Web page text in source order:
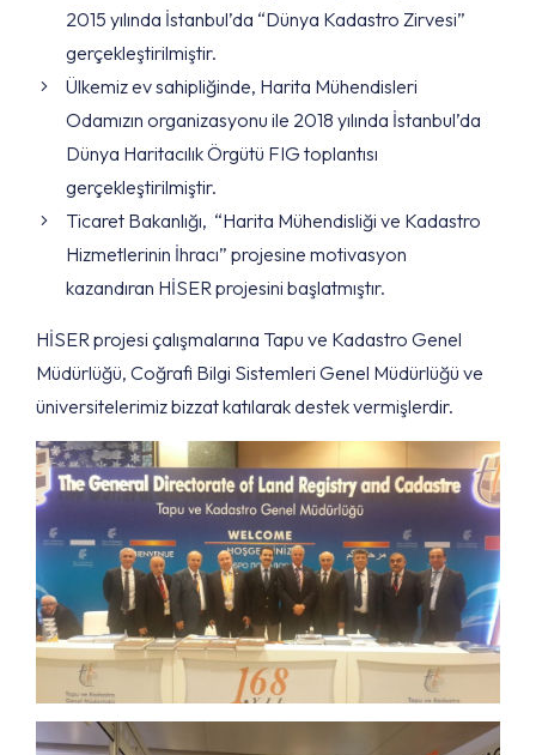
2015 yılında İstanbul’da “Dünya Kadastro Zirvesi”
gerçekleştirilmiştir.
Ülkemiz ev sahipliğinde, Harita Mühendisleri
Odamızın organizasyonu ile 2018 yılında İstanbul’da
Dünya Haritacılık Örgütü FIG toplantısı
gerçekleştirilmiştir.
Ticaret Bakanlığı, “Harita Mühendisliği ve Kadastro
Hizmetlerinin İhracı” projesine motivasyon
kazandıran HİSER projesini başlatmıştır.
HİSER projesi çalışmalarına Tapu ve Kadastro Genel
Müdürlüğü, Coğrafi Bilgi Sistemleri Genel Müdürlüğü ve
üniversitelerimiz bizzat katılarak destek vermişlerdir.